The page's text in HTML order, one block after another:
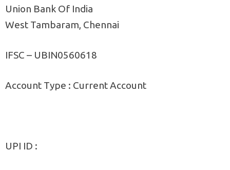
Union Bank Of India
West Tambaram, Chennai
IFSC – UBIN0560618
Account Type : Current Account
UPI ID :